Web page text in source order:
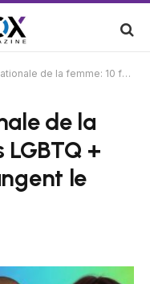
femmes LGBTQ + inspirantes qui changent le monde en 2025
de la
+
le